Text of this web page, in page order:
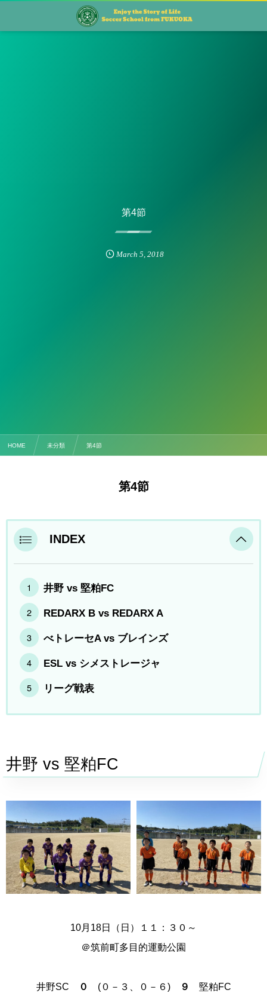
第4節
March 5 2018
HOME 未分類 第4節
第4節
INDEX
井野 vs 堅粕FC
REDARX B vs REDARX A
べトレーセA vs ブレインズ
ESL vs シメストレージャ
リーグ戦表
井野 vs 堅粕FC
10月18日（日）１１：３０～
＠筑前町多目的運動公園
井野SC ０ (０－３、０－６) ９ 堅粕FC